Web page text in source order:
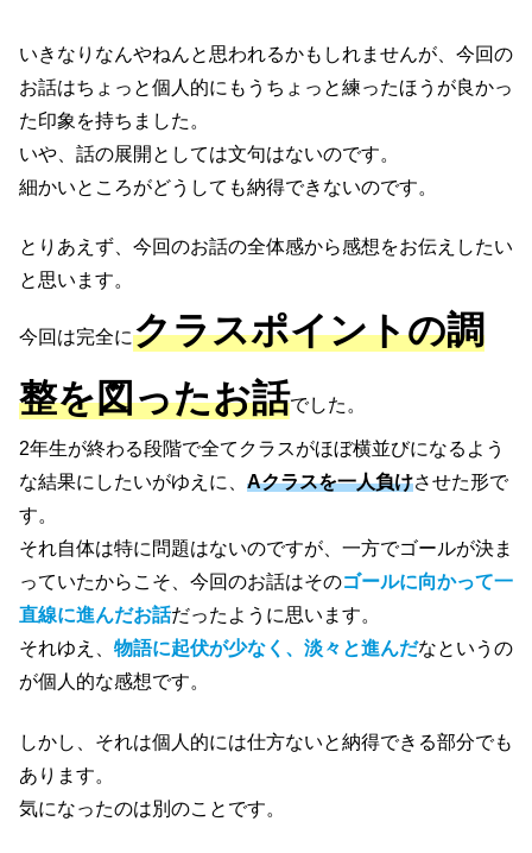
いきなりなんやねんと思われるかもしれませんが、今回の
お話はちょっと個人的にもうちょっと練ったほうが良かっ
た印象を持ちました。
いや、話の展開としては文句はないのです。
細かいところがどうしても納得できないのです。
とりあえず、今回のお話の全体感から感想をお伝えしたい
と思います。
今回は完全にクラスポイントの調
整を図ったお話でした。
2年生が終わる段階で全てクラスがほぼ横並びになるよう
な結果にしたいがゆえに、 Aクラスを一人負けさせた形で
す。
それ自体は特に問題はないのですが、一方でゴールが決ま
っていたからこそ、今回のお話はそのゴールに向かって一
直線に進んだお話だったように思います。
それゆえ、 物語に起伏が少なく、淡々と進んだなというの
が個人的な感想です。
しかし、それは個人的には仕方ないと納得できる部分でも
あります。
気になったのは別のことです。